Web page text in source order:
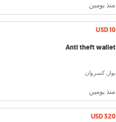
منذ يومين
USD 10
Anti theft wallet
بوار, كسروان
منذ يومين
USD 320